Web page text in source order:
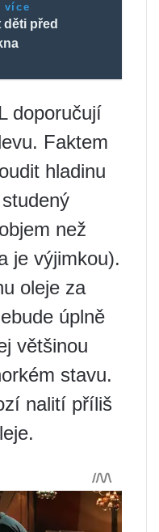
více
před
doporučují
Faktem
hladinu
než
je výjimkou).
oleje za
úplně
většinou
stavu.
nalití příliš